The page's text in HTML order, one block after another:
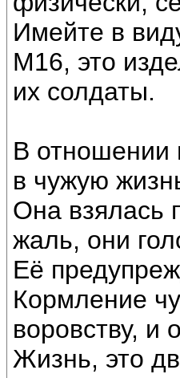
Имейте в
М16, это
их солдаты.
В отношении
в чужую
Она взялась
жаль, они
Её
Кормление
воровству, и
Жизнь, это